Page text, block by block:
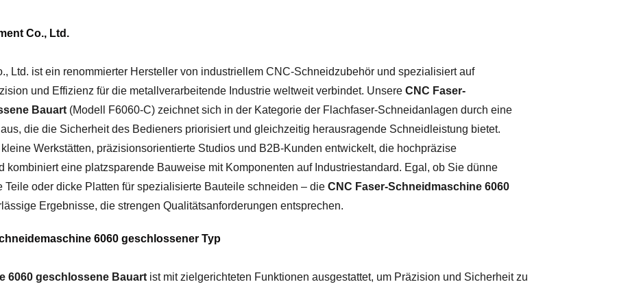
Co., Ltd.
Ltd. ist ein renommierter Hersteller von industriellem CNC-Schneidzubehör und spezialisiert auf
und Effizienz für die metallverarbeitende Industrie weltweit verbindet. Unsere CNC Faser-
Bauart (Modell F6060-C) zeichnet sich in der Kategorie der Flachfaser-Schneidanlagen durch eine
die die Sicherheit des Bedieners priorisiert und gleichzeitig herausragende Schneidleistung bietet.
Werkstätten, präzisionsorientierte Studios und B2B-Kunden entwickelt, die hochpräzise
kombiniert eine platzsparende Bauweise mit Komponenten auf Industriestandard. Egal, ob Sie dünne
Teile oder dicke Platten für spezialisierte Bauteile schneiden – die CNC Faser-Schneidmaschine 6060
Ergebnisse, die strengen Qualitätsanforderungen entsprechen.
6060 geschlossener Typ
6060 geschlossene Bauart ist mit zielgerichteten Funktionen ausgestattet, um Präzision und Sicherheit zu